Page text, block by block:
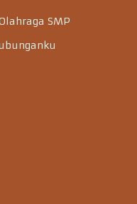
SMP